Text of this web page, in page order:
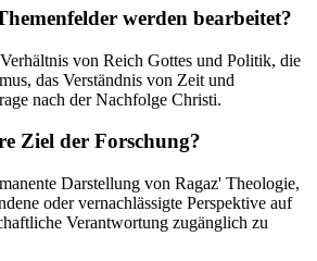
werden bearbeitet?
von Reich Gottes und Politik, die
das Verständnis von Zeit und
nach der Nachfolge Christi.
Ziel der Forschung?
Darstellung von Ragaz' Theologie,
oder vernachlässigte Perspektive auf
Verantwortung zugänglich zu